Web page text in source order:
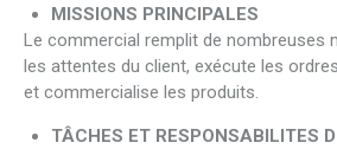
MISSIONS PRINCIPALES
Le commercial remplit de nombreuses
les attentes du client, exécute les
et commercialise les produits.
TÂCHES ET RESPONSABILITES